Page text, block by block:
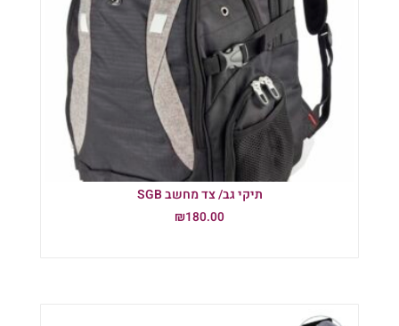
תיקי גב/ צד מחשב SGB
₪180.00